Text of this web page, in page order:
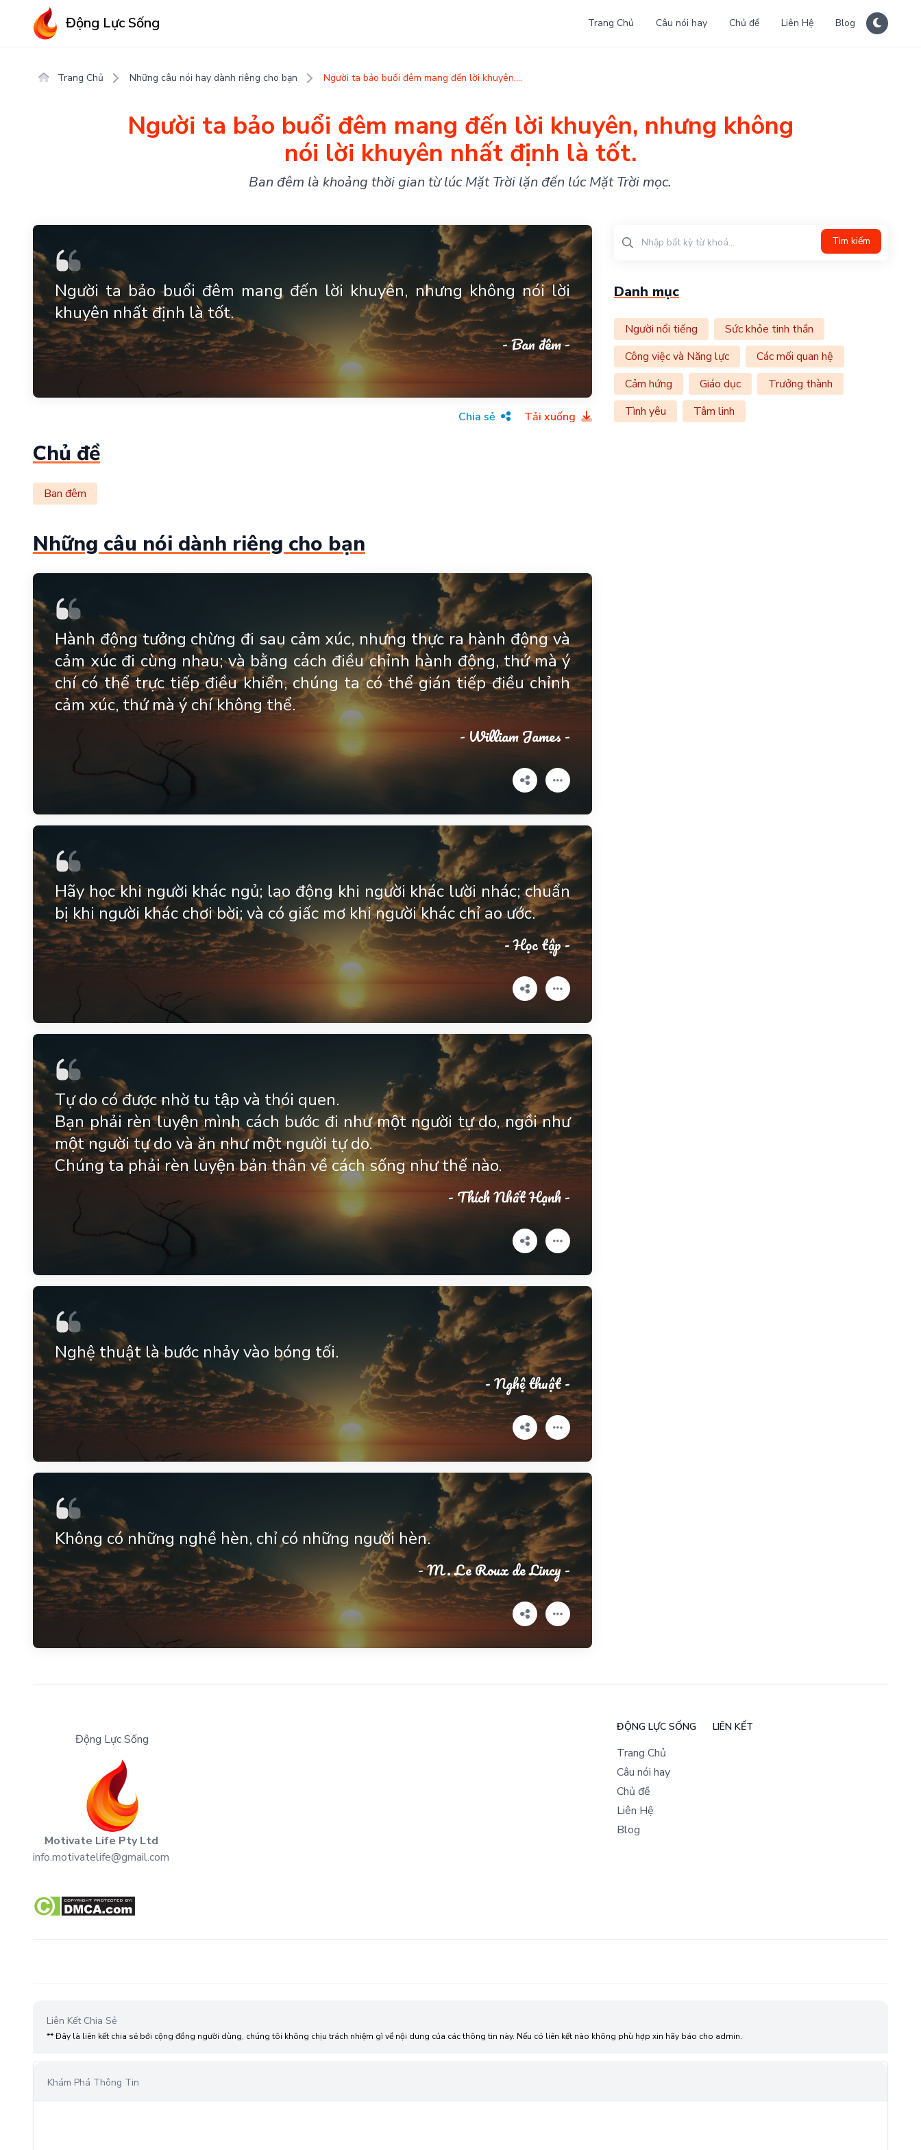
Động Lực Sống Trang Chủ Câu nói hay Chủ đề Liên Hệ Blog
Trang Chủ Những câu nói hay dành riêng cho bạn Người ta bảo buổi đêm mang đến lời khuyên,...
Người ta bảo buổi đêm mang đến lời khuyên, nhưng không
nói lời khuyên nhất định là tốt.
Ban đêm là khoảng thời gian từ lúc Mặt Trời lặn đến lúc Mặt Trời mọc.
Người ta bảo buổi đêm mang đến lời khuyên, nhưng không nói lời
khuyên nhất định là tốt.
- Ban đêm -
Chia sẻ Tải xuống
Chủ đề
Ban đêm
Những câu nói dành riêng cho bạn
Hành động tưởng chừng đi sau cảm xúc, nhưng thực ra hành động và
cảm xúc đi cùng nhau; và bằng cách điều chỉnh hành động, thứ mà ý
chí có thể trực tiếp điều khiển, chúng ta có thể gián tiếp điều chỉnh
cảm xúc, thứ mà ý chí không thể.
- William James -
Hãy học khi người khác ngủ; lao động khi người khác lười nhác; chuẩn
bị khi người khác chơi bời; và có giấc mơ khi người khác chỉ ao ước.
- Học tập -
Tự do có được nhờ tu tập và thói quen.
Bạn phải rèn luyện mình cách bước đi như một người tự do, ngồi như
một người tự do và ăn như một người tự do.
Chúng ta phải rèn luyện bản thân về cách sống như thế nào.
- Thích Nhất Hạnh -
Nghệ thuật là bước nhảy vào bóng tối.
- Nghệ thuật -
Không có những nghề hèn, chỉ có những người hèn.
- M. Le Roux de Lincy -
Tìm kiếm
Danh mục
Người nổi tiếng
Sức khỏe tinh thần
Công việc và Năng lực
Các mối quan hệ
Cảm hứng
Giáo dục
Trưởng thành
Tình yêu
Tâm linh
Động Lực Sống
Motivate Life Pty Ltd
info.motivatelife@gmail.com
ĐỘNG LỰC SỐNG
Trang Chủ
Câu nói hay
Chủ đề
Liên Hệ
Blog
LIÊN KẾT
Liên Kết Chia Sẻ
** Đây là liên kết chia sẻ bới cộng đồng người dùng, chúng tôi không chịu trách nhiệm gì về nội dung của các thông tin này. Nếu có liên kết nào không phù hợp xin hãy báo cho admin.
Khám Phá Thông Tin